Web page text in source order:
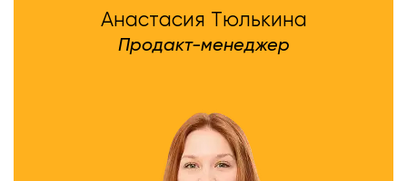
Анастасия Тюлькина
Продакт-менеджер